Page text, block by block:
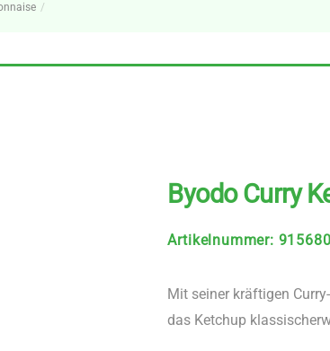
Byodo Curry
Artikelnummer:
Mit seiner kräftigen
das Ketchup